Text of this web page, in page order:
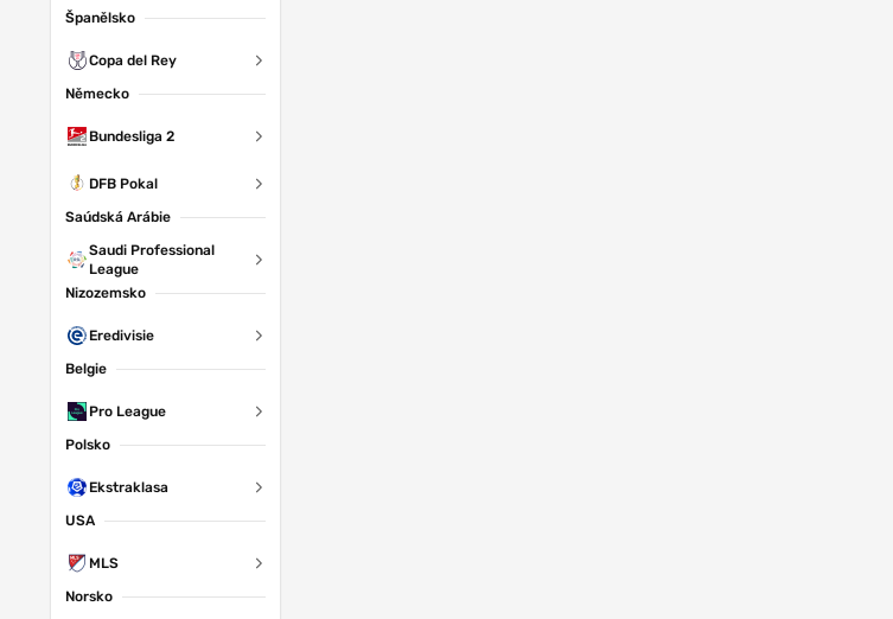
Španělsko
Copa del Rey
Německo
Bundesliga 2
DFB Pokal
Saúdská Arábie
Saudi Professional
League
Nizozemsko
Eredivisie
Belgie
Pro League
Polsko
Ekstraklasa
USA
MLS
Norsko